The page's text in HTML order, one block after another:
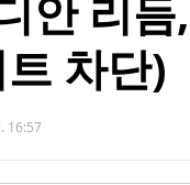
안 리
차단)
16:57